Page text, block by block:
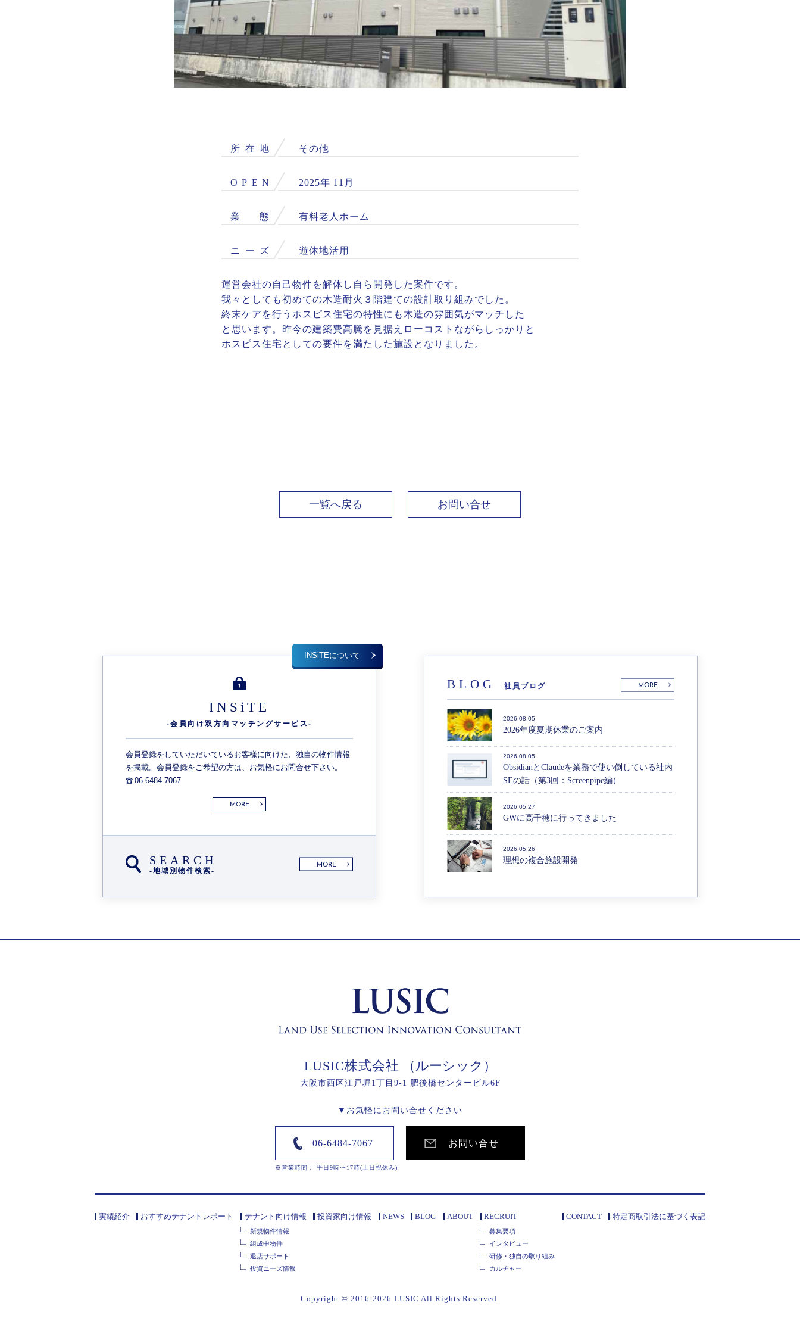
所 在 地 その他
O P E N 2025年 11月
業 態 有料老人ホーム
ニ ー ズ 遊休地活用
運営会社の自己物件を解体し自ら開発した案件です。
我々としても初めての木造耐火３階建ての設計取り組みでした。
終末ケアを行うホスピス住宅の特性にも木造の雰囲気がマッチした
と思います。昨今の建築費高騰を見据えローコストながらしっかりと
ホスピス住宅としての要件を満たした施設となりました。
一覧へ戻る お問い合せ
INSiTE
-会員向け双方向 マッチングサービス-
会員登録をしていただいているお客様に向けた、独自の物件情報
を掲載。会員登録をご希望の方は、お気軽にお問合せ下さい。
06-6484-7067
MORE
SEARCH
-地域別物件検索-
MORE
INSiTEについて
BLOG 社員ブログ MORE
2026.08.05
2026年度夏期休業のご案内
2026.08.05
ObsidianとClaudeを業務で使い倒している社内
SEの話（第3回：Screenpipe編）
2026.05.27
GWに高千穂に行ってきました
2026.05.26
理想の複合施設開発
LUSIC株式会社 （ルーシック）
大阪市西区江戸堀1丁目9-1 肥後橋センタービル6F
▼お気軽にお問い合せください
お問い合せ
06-6484-7067
※営業時間： 平日9時〜17時(土日祝休み)
実績紹介 おすすめテナントレポート テナント向け情報
新規物件情報
組成中物件
退店サポート
投資ニーズ情報
投資家向け情報 NEWS BLOG ABOUT RECRUIT
募集要項
インタビュー
研修・独自の取り組み
カルチャー
CONTACT 特定商取引法に基づく表記
Copyright © 2016-2026 LUSIC All Rights Reserved.